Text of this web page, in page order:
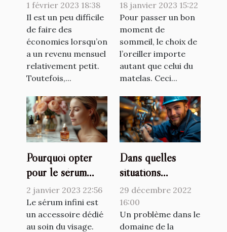
salaire ?
1 février 2023 18:38
Il est un peu difficile
de faire des
économies lorsqu’on
a un revenu mensuel
relativement petit.
Toutefois,...
?
18 janvier 2023 15:22
Pour passer un bon
moment de
sommeil, le choix de
l’oreiller importe
autant que celui du
matelas. Ceci...
Pourquoi opter
pour le sérum
Raffermissant
infinite by
Forever ?
2 janvier 2023 22:56
Le sérum infini est
un accessoire dédié
au soin du visage.
Dans quelles
situations
consulter le
plombier
professionnel ?
29 décembre 2022
16:00
Un problème dans le
domaine de la